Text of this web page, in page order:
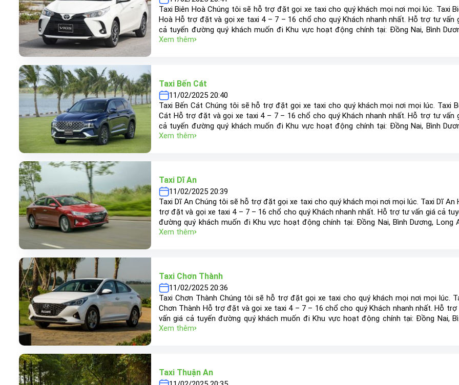
Taxi Biên Hoà Chúng tôi sẽ hỗ trợ đặt gọi xe taxi cho quý khách mọi nơi mọi lúc. Taxi
Hoà Hỗ trợ đặt và gọi xe taxi 4 – 7 – 16 chổ cho quý Khách nhanh nhất. Hỗ trợ tư vấn
cả tuyến đường quý khách muốn đi Khu vực hoạt động chính tại: Đồng Nai, Bình
Long An, Vũng Tàu, Bình Phước ,Tp HCM và các khu vực lân cận Taxi Grab bàu Bàng
Xem thêm
Taxi Bến Cát
11/02/2025 20:40
Taxi Bến Cát Chúng tôi sẽ hỗ trợ đặt gọi xe taxi cho quý khách mọi nơi mọi lúc. Taxi
Cát Hỗ trợ đặt và gọi xe taxi 4 – 7 – 16 chổ cho quý Khách nhanh nhất. Hỗ trợ tư vấn
cả tuyến đường quý khách muốn đi Khu vực hoạt động chính tại: Đồng Nai, Bình
Long An, Vũng Tàu, Bình Phước ,Tp HCM và các khu vực lân cận Taxi Grab bàu Bàng
Xem thêm
Taxi Dĩ An
11/02/2025 20:39
Taxi Dĩ An Chúng tôi sẽ hỗ trợ đặt gọi xe taxi cho quý khách mọi nơi mọi lúc. Taxi Dĩ An
trợ đặt và gọi xe taxi 4 – 7 – 16 chổ cho quý Khách nhanh nhất. Hỗ trợ tư vấn giá cả
đường quý khách muốn đi Khu vực hoạt động chính tại: Đồng Nai, Bình Dương, Long
Vũng Tàu, Bình Phước ,Tp HCM và các khu vực lân cận Taxi Grab bàu Bàng với
Xem thêm
Taxi Chơn Thành
11/02/2025 20:36
Taxi Chơn Thành Chúng tôi sẽ hỗ trợ đặt gọi xe taxi cho quý khách mọi nơi mọi lúc.
Chơn Thành Hỗ trợ đặt và gọi xe taxi 4 – 7 – 16 chổ cho quý Khách nhanh nhất. Hỗ
vấn giá cả tuyến đường quý khách muốn đi Khu vực hoạt động chính tại: Đồng Nai,
Dương, Long An, Vũng Tàu, Bình Phước ,Tp HCM và các khu vực lân cận Taxi Grab bàu
Xem thêm
Taxi Thuận An